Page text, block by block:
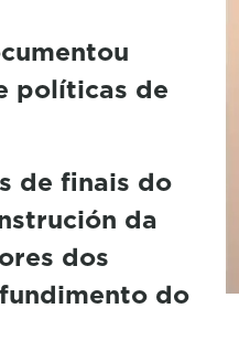
políticas de
de finais do
da
dos
do